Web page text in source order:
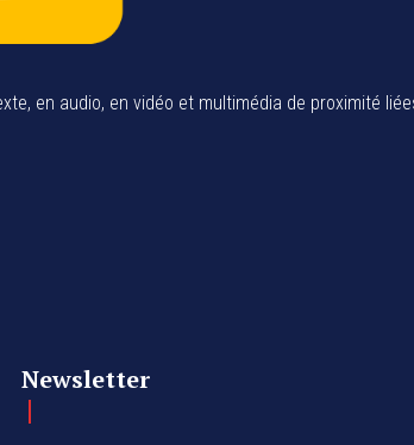
en audio, en vidéo et multimédia de proximité
Newsletter